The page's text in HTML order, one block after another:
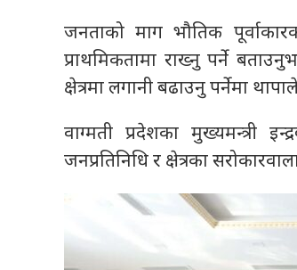
जनताको माग भौतिक
प्राथमिकतामा राख्नु पर्ने
क्षेत्रमा लगानी बढाउनु पर्नेमा
वाग्मती प्रदेशका मुख्यमन्त्री
जनप्रतिनिधि र क्षेत्रका